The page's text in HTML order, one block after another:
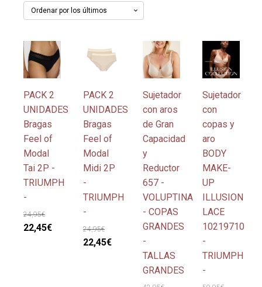
PACK 2
UNIDADES
Bragas
Feel of
Modal
Tai 2P -
TRIUMPH
-
24,95€
El
22,45€El
Este
producto
tiene
múltiples
variantes.
Las
opciones
se
pueden
elegir
página
PACK 2
UNIDADES
Bragas
Feel of
Modal
Midi 2P
-
TRIUMPH
-
24,95€
El
22,45€El
Este
producto
múltiples
variantes.
Las
opciones
se
pueden
en
de
Sujetador
con aros
de Gran
Capacidad
y
Reductor
657 -
VOLUPTINA
- COPAS
GRANDES
-
TALLAS
GRANDES
Este
producto
tiene
múltiples
variantes.
Las
opciones
se
pueden
elegir
en
la
página
producto
Sujetador
con
copas y
aro
BODY
MAKE-
UP
ILLUSION
LACE
10219710
-
TRIUMPH
-
Este
producto
tiene
múltiples
variantes.
Las
opciones
se
pueden
elegir
en
la
página
producto